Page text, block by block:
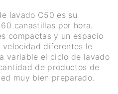
lavado C50 es su
canastillas por hora.
compactas y un espacio
velocidad diferentes le
variable el ciclo de lavado
de productos de
muy bien preparado.